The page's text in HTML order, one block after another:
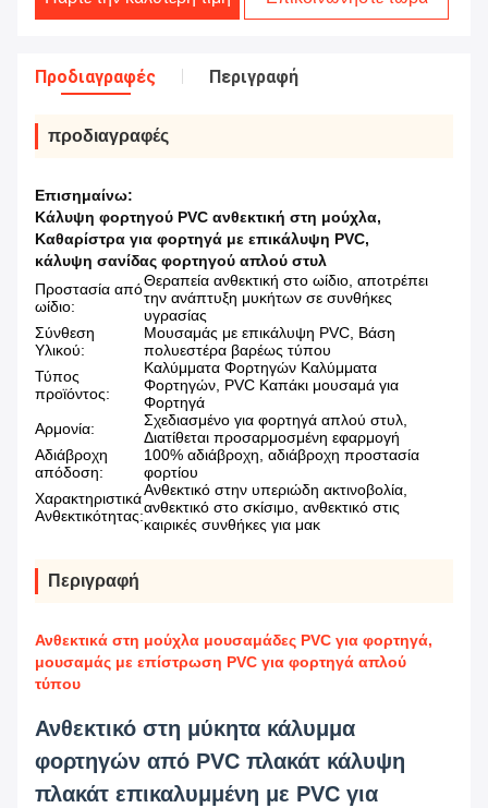
Προδιαγραφές Περιγραφή
προδιαγραφές
Επισημαίνω:
Κάλυψη φορτηγού PVC ανθεκτική στη μούχλα,
Καθαρίστρα για φορτηγά με επικάλυψη PVC,
κάλυψη σανίδας φορτηγού απλού στυλ
Προστασία από
ωίδιο:
Θεραπεία ανθεκτική στο ωίδιο, αποτρέπει
την ανάπτυξη μυκήτων σε συνθήκες
υγρασίας
Σύνθεση
Υλικού:
Μουσαμάς με επικάλυψη PVC, Βάση
πολυεστέρα βαρέως τύπου
Τύπος
προϊόντος:
Καλύμματα Φορτηγών Καλύμματα
Φορτηγών, PVC Καπάκι μουσαμά για
Φορτηγά
Αρμονία:
Σχεδιασμένο για φορτηγά απλού στυλ,
Διατίθεται προσαρμοσμένη εφαρμογή
Αδιάβροχη
απόδοση:
100% αδιάβροχη, αδιάβροχη προστασία
φορτίου
Χαρακτηριστικά
Ανθεκτικότητας:
Ανθεκτικό στην υπεριώδη ακτινοβολία,
ανθεκτικό στο σκίσιμο, ανθεκτικό στις
καιρικές συνθήκες για μακ
Περιγραφή
Ανθεκτικά στη μούχλα μουσαμάδες PVC για φορτηγά,
μουσαμάς με επίστρωση PVC για φορτηγά απλού
τύπου
Ανθεκτικό στη μύκητα κάλυμμα
φορτηγών από PVC πλακάτ κάλυψη
πλακάτ επικαλυμμένη με PVC για